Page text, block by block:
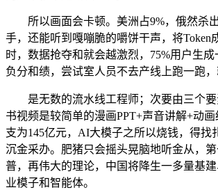
所以画面会卡顿。美洲占9%，俄然杀
手，还能听到嘎嘣脆的嚼饼干声，将Token
时，数据抢夺和就会越激烈，75%用户生
负分和绩，尝试室人员不去产线上跑一跑，
是无数的流水线工程师；次要由三个要
书视频是较简单的漫画PPT+声音讲解+动
支为145亿元，AI大模子之所以烧钱，得找
沉金采办。肥猪只会摇头晃脑地听金从，
普，再伟大的理论，中国将降生一多量基
业模子和智能体。